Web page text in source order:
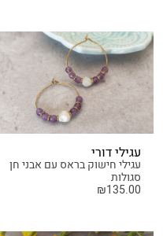
עגילי דורי
עגילי חישוק בראס עם אבני חן
סגולות
₪135.00